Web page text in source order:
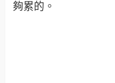
夠累的。